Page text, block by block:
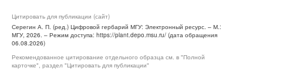
Цитировать для публикации (сайт)
Серегин А. П. (ред.) Цифровой гербарий МГУ: Электронный ресурс. – М.:
МГУ, 2026. – Режим доступа: https://plant.depo.msu.ru/ (дата обращения
06.08.2026)
Рекомендованное цитирование отдельного образца см. в "Полной
карточке", раздел "Цитировать для публикации"